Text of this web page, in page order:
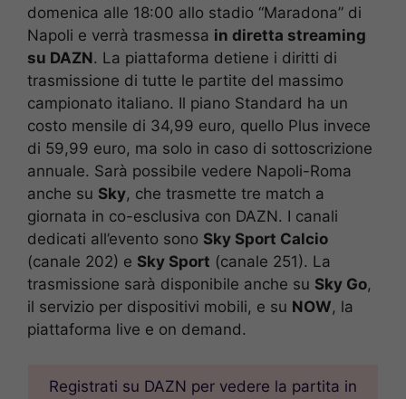
domenica alle 18:00 allo stadio “Maradona” di
Napoli e verrà trasmessa in diretta streaming
su DAZN. La piattaforma detiene i diritti di
trasmissione di tutte le partite del massimo
campionato italiano. Il piano Standard ha un
costo mensile di 34,99 euro, quello Plus invece
di 59,99 euro, ma solo in caso di sottoscrizione
annuale. Sarà possibile vedere Napoli-Roma
anche su Sky, che trasmette tre match a
giornata in co-esclusiva con DAZN. I canali
dedicati all’evento sono Sky Sport Calcio
(canale 202) e Sky Sport (canale 251). La
trasmissione sarà disponibile anche su Sky Go,
il servizio per dispositivi mobili, e su NOW, la
piattaforma live e on demand.
Registrati su DAZN per vedere la partita in